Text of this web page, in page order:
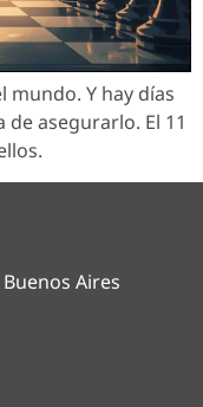
mundo. Y hay días
asegurarlo. El 11
Aires